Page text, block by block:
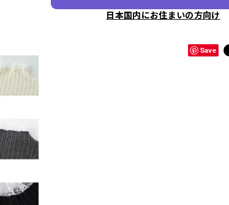
日本国内にお住まいの方向け
Save